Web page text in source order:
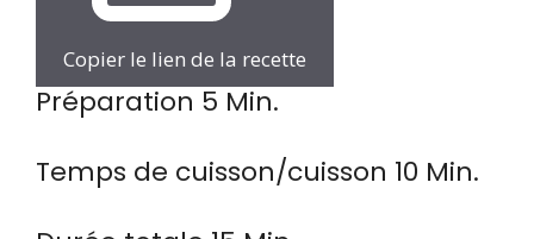
Copier le lien de la recette
Préparation 5 minutes
Min.
Temps de cuisson/cuisson 10 minutes
Min.